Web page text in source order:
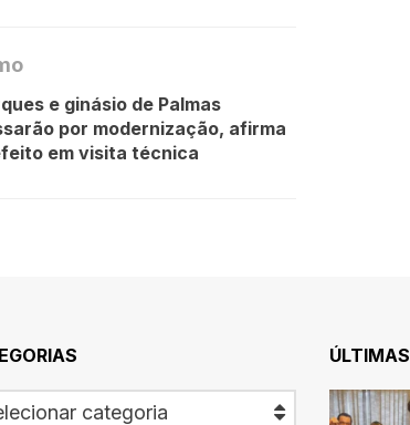
e ginásio de Palmas
por modernização, afirma
em visita técnica
categoria
ÚLTIMAS